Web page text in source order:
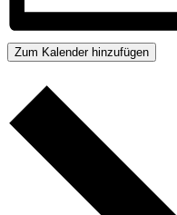
Zum Kalender hinzufügen